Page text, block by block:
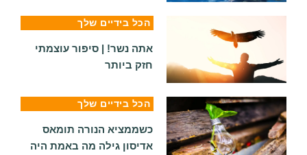
הכל בידיים שלך
אתה נשר! | סיפור עוצמתי
חזק ביותר
הכל בידיים שלך
כשממציא הנורה תומאס
אדיסון גילה מה באמת היה